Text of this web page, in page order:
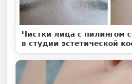
Чистки лица с пилингом
в студии эстетической
«Территория ВуМен»